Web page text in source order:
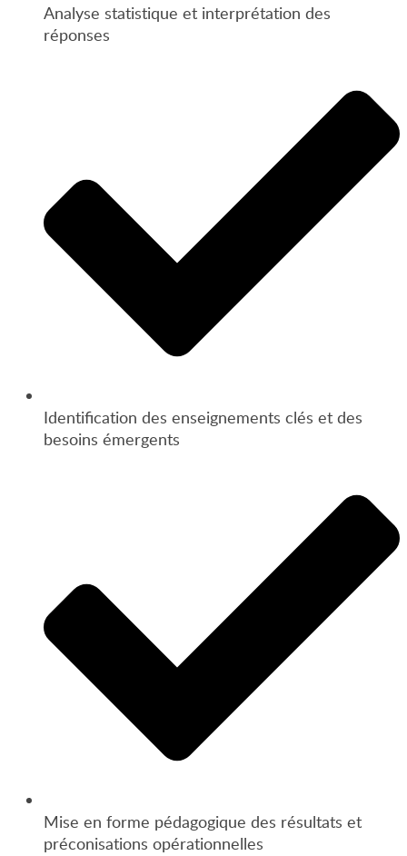
Analyse statistique et interprétation des
réponses
Identification des enseignements clés et des
besoins émergents
Mise en forme pédagogique des résultats et
préconisations opérationnelles